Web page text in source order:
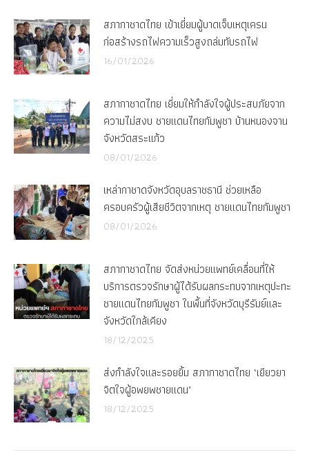
สภากาชาดไทย เข้าเยี่ยมผู้บาดเจ็บเหตุเครน
ก่อสร้างรถไฟความเร็วสูงถล่มทับรถไฟ
16/01/2026
สภากาชาดไทย เยี่ยมให้กำลังใจผู้ประสบภัยจาก
ความไม่สงบ ชายแดนไทยกัมพูชา บ้านหนองจาน
จังหวัดสระแก้ว
08/01/2026
เหล่ากาชาดจังหวัดอุบลราชธานี ช่วยเหลือ
ครอบครัวผู้เสียชีวิตจากเหตุ ชายแดนไทยกัมพูชา
08/01/2026
สภากาชาดไทย จัดส่งหน่วยแพทย์เคลื่อนที่ให้
บริการตรวจรักษาผู้ได้รับผลกระทบจากเหตุปะทะ
ชายแดนไทยกัมพูชา ในพื้นที่จังหวัดบุรีรัมย์และ
จังหวัดใกล้เคียง
18/12/2025
ส่งกำลังใจและรอยยิ้ม สภากาชาดไทย ‘เยียวยา
จิตใจผู้อพยพชายแดน’
18/12/2025